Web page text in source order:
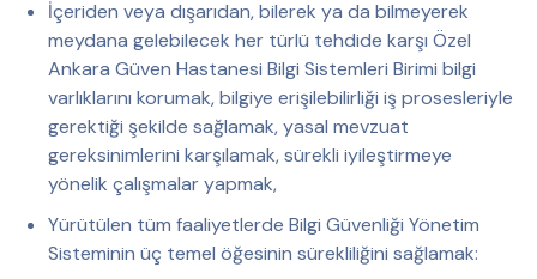
İçeriden veya dışarıdan, bilerek ya da bilmeyerek
meydana gelebilecek her türlü tehdide karşı Özel
Ankara Güven Hastanesi Bilgi Sistemleri Birimi bilgi
varlıklarını korumak, bilgiye erişilebilirliği iş prosesleriyle
gerektiği şekilde sağlamak, yasal mevzuat
gereksinimlerini karşılamak, sürekli iyileştirmeye
yönelik çalışmalar yapmak,
Yürütülen tüm faaliyetlerde Bilgi Güvenliği Yönetim
Sisteminin üç temel öğesinin sürekliliğini sağlamak: